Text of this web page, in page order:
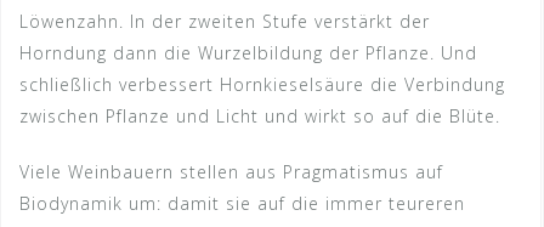
Löwenzahn. In der zweiten Stufe verstärkt der
Horndung dann die Wurzelbildung der Pflanze. Und
schließlich verbessert Hornkieselsäure die Verbindung
zwischen Pflanze und Licht und wirkt so auf die Blüte.
Viele Weinbauern stellen aus Pragmatismus auf
Biodynamik um: damit sie auf die immer teureren